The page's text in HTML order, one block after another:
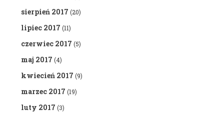
sierpień 2017 (20)
lipiec 2017 (11)
czerwiec 2017 (5)
maj 2017 (4)
kwiecień 2017 (9)
marzec 2017 (19)
luty 2017 (3)